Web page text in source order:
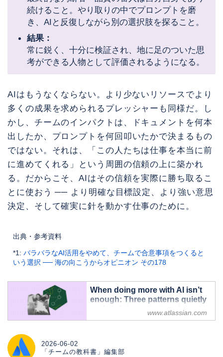
続けること。やり取りの中でプロンプトを磨
き、AIと反復しながら別の選択肢を探ること。
結果：
常に鋭く、十分に検証され、地に足のついた思
考ができる人物として評価されるようになる。
AIはもうなくならない。より少ないリソースでより
多くの成果を求められるプレッシャーも同様だ。し
かし、チームのインパクトは、ドキュメントを何本
出したか、プロンプトを何回叩いたかで決まるもの
ではない。それは、「この人たちは仕事を本当に前
に進めてくれる」という周囲の信頼の上に築かれ
る。だからこそ、AIはその信頼を実際に勝ち取るこ
とに使おう ── より明確な目標設定、より強い意思
決定、そして確実に針を動かす仕事のために。
出典・参考資料
*1: バラバラなAI活用をやめて、チームで合意事項をつくると
いう選択 ── 海の向こうからオピニオン その178
When doing more with AI isn’t
enough: Three patterns quietly
undermining your team's
impact - Inside Atlassian
patterns that quietly drain visibility and
www.atlassian.com
2026-06-02
「チームの教科書」編集部